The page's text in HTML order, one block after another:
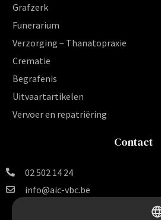
Grafzerk
Funerarium
Verzorging – Thanatopraxie
Crematie
Begrafenis
Uitvaartartikelen
Vervoer en repatriëring
Contact
02 502 14 24
info@aic-vbc.be